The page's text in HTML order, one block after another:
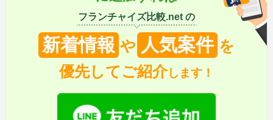
フランチャイズ比較.net の
新着情報 や 人気案件 を
優先してご紹介します！